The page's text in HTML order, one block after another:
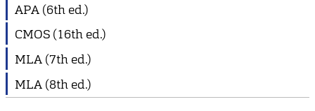
APA (6th ed.)
CMOS (16th ed.)
MLA (7th ed.)
MLA (8th ed.)